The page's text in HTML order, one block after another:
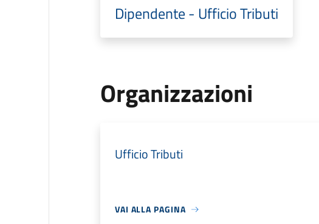
Dipendente - Ufficio Tributi
Organizzazioni
Ufficio Tributi
VAI ALLA PAGINA